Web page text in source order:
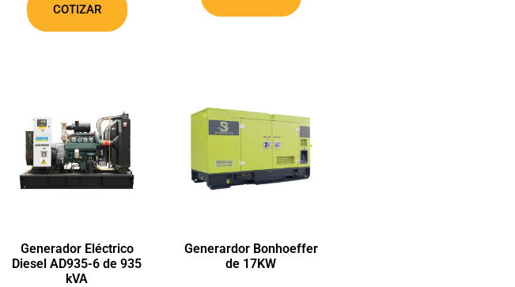
COTIZAR
Generador Eléctrico
Diesel AD935-6 de 935
kVA
Generardor Bonhoeffer
de 17KW